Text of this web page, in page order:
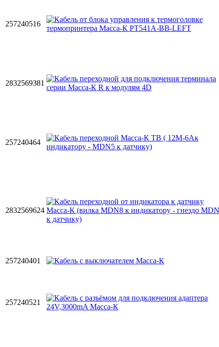
257240516
2832569381
257240464
2832569624
257240401
257240521